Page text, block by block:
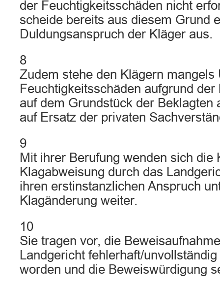
der Feuchtigkeitsschäden nicht
scheide bereits aus diesem Grund
Duldungsanspruch der Kläger aus.
8
Zudem stehe den Klägern
Feuchtigkeitsschäden aufgrund
auf dem Grundstück der Beklagten
auf Ersatz der privaten
9
Mit ihrer Berufung wenden sich die
Klagabweisung durch das
ihren erstinstanzlichen Anspruch
Klagänderung weiter.
10
Sie tragen vor, die
Landgericht fehlerhaft/
worden und die Beweiswürdigung